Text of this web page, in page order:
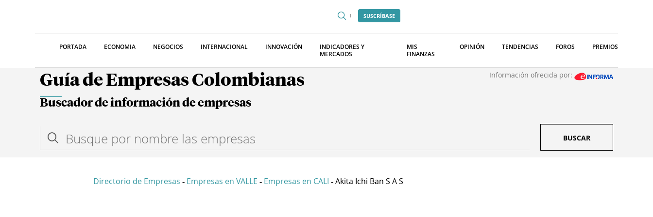
SUSCRÍBASE
PORTADA ECONOMIA NEGOCIOS INTERNACIONAL INNOVACIÓN
INDICADORES Y
MERCADOS
MIS
FINANZAS
OPINIÓN TENDENCIAS FOROS PREMIOS
Guía de Empresas Colombianas Información ofrecida por:
Buscador de información de empresas
BUSCAR
Directorio de Empresas - Empresas en VALLE - Empresas en CALI - Akita Ichi Ban S A S